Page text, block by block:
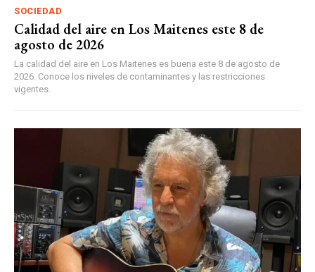
SOCIEDAD
Calidad del aire en Los Maitenes este 8 de
agosto de 2026
La calidad del aire en Los Maitenes es buena este 8 de agosto de
2026. Conoce los niveles de contaminantes y las restricciones
vigentes.